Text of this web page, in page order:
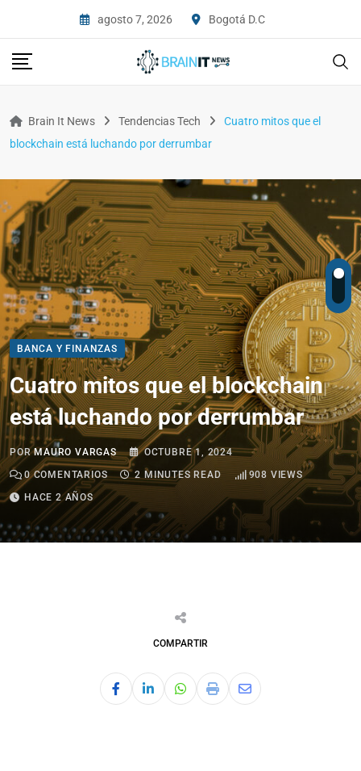
agosto 7, 2026 Bogotá D.C
Brain It News Tendencias Tech
Cuatro mitos que el
blockchain está luchando por derrumbar
BANCA Y FINANZAS
Cuatro mitos que el blockchain
está luchando por derrumbar
PORMAURO VARGAS
OCTUBRE 1, 2024
0COMENTARIOS 2 MINUTES READ 908 VIEWS
HACE 2 AÑOS
COMPARTIR